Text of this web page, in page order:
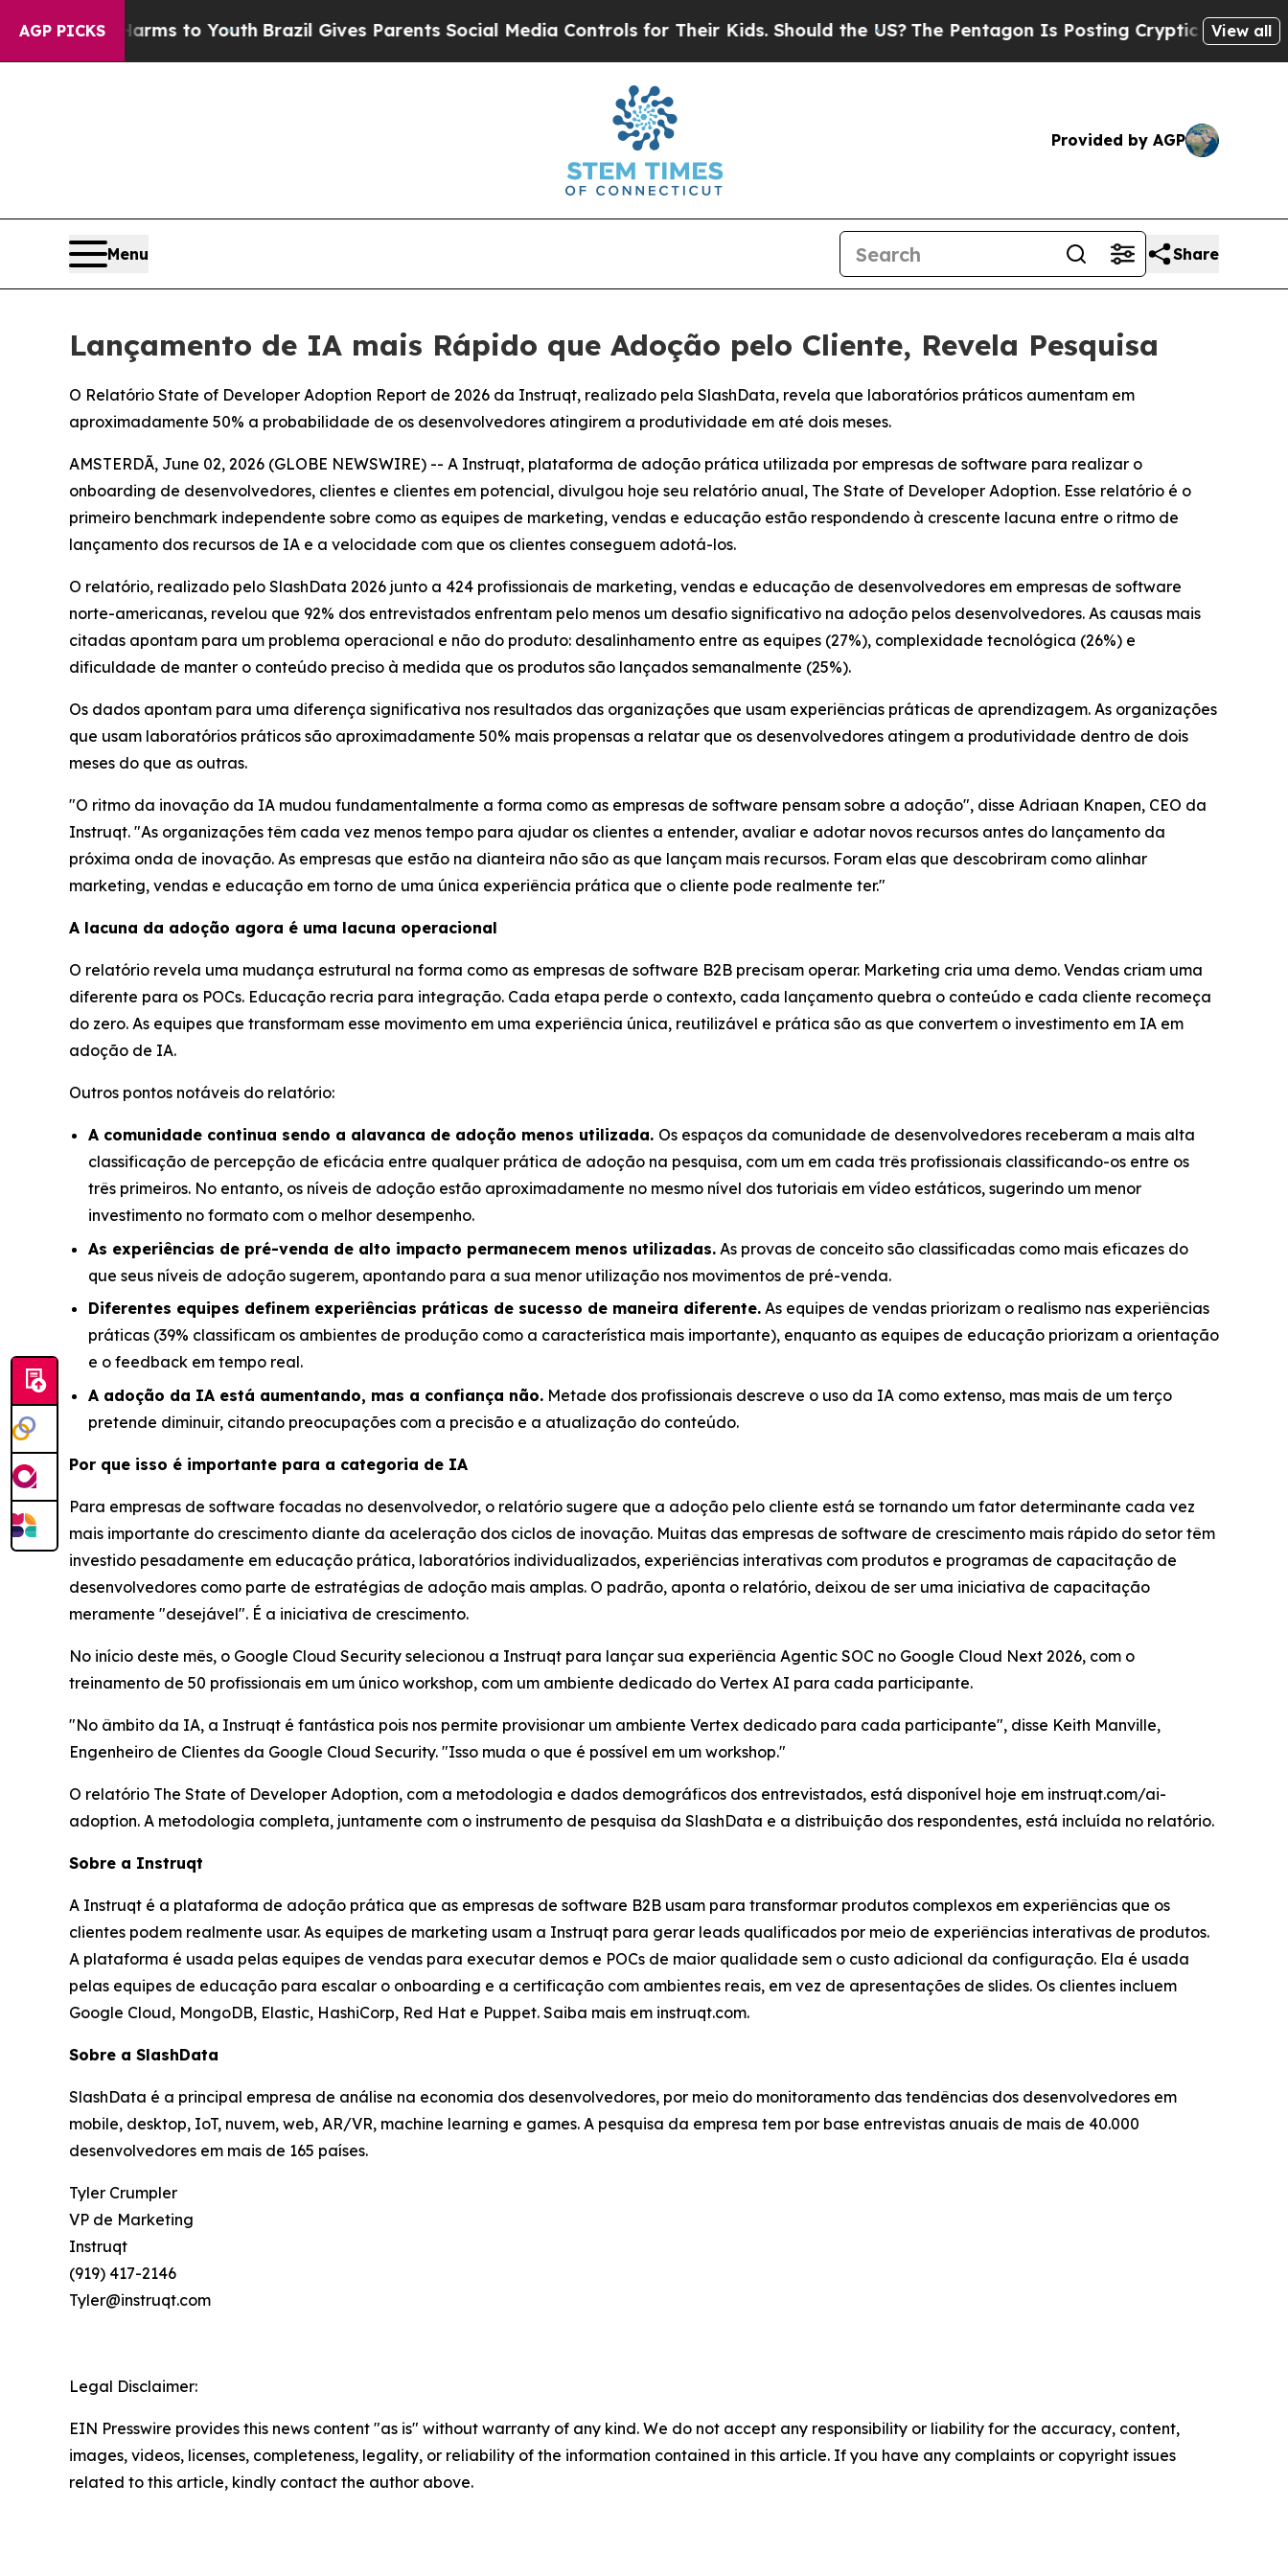
AGP PICKS
Harms to Youth Brazil Gives Parents Social Media Controls for Their Kids. Should the US?The Pentagon Is Posting Cryptic Biblical Messages
View all
Provided by AGP
Menu Share
Lançamento de IA mais Rápido que Adoção pelo Cliente, Revela Pesquisa
O Relatório State of Developer Adoption Report de 2026 da Instruqt, realizado pela SlashData, revela que laboratórios práticos aumentam em
aproximadamente 50% a probabilidade de os desenvolvedores atingirem a produtividade em até dois meses.
AMSTERDÃ, June 02, 2026 (GLOBE NEWSWIRE) -- A Instruqt, plataforma de adoção prática utilizada por empresas de software para realizar o
onboarding de desenvolvedores, clientes e clientes em potencial, divulgou hoje seu relatório anual, The State of Developer Adoption. Esse relatório é o
primeiro benchmark independente sobre como as equipes de marketing, vendas e educação estão respondendo à crescente lacuna entre o ritmo de
lançamento dos recursos de IA e a velocidade com que os clientes conseguem adotá-los.
O relatório, realizado pelo SlashData 2026 junto a 424 profissionais de marketing, vendas e educação de desenvolvedores em empresas de software
norte-americanas, revelou que 92% dos entrevistados enfrentam pelo menos um desafio significativo na adoção pelos desenvolvedores. As causas mais
citadas apontam para um problema operacional e não do produto: desalinhamento entre as equipes (27%), complexidade tecnológica (26%) e
dificuldade de manter o conteúdo preciso à medida que os produtos são lançados semanalmente (25%).
Os dados apontam para uma diferença significativa nos resultados das organizações que usam experiências práticas de aprendizagem. As organizações
que usam laboratórios práticos são aproximadamente 50% mais propensas a relatar que os desenvolvedores atingem a produtividade dentro de dois
meses do que as outras.
"O ritmo da inovação da IA mudou fundamentalmente a forma como as empresas de software pensam sobre a adoção", disse Adriaan Knapen, CEO da
Instruqt. "As organizações têm cada vez menos tempo para ajudar os clientes a entender, avaliar e adotar novos recursos antes do lançamento da
próxima onda de inovação. As empresas que estão na dianteira não são as que lançam mais recursos. Foram elas que descobriram como alinhar
marketing, vendas e educação em torno de uma única experiência prática que o cliente pode realmente ter."
A lacuna da adoção agora é uma lacuna operacional
O relatório revela uma mudança estrutural na forma como as empresas de software B2B precisam operar. Marketing cria uma demo. Vendas criam uma
diferente para os POCs. Educação recria para integração. Cada etapa perde o contexto, cada lançamento quebra o conteúdo e cada cliente recomeça
do zero. As equipes que transformam esse movimento em uma experiência única, reutilizável e prática são as que convertem o investimento em IA em
adoção de IA.
Outros pontos notáveis do relatório:
A comunidade continua sendo a alavanca de adoção menos utilizada. Os espaços da comunidade de desenvolvedores receberam a mais alta
classificação de percepção de eficácia entre qualquer prática de adoção na pesquisa, com um em cada três profissionais classificando-os entre os
três primeiros. No entanto, os níveis de adoção estão aproximadamente no mesmo nível dos tutoriais em vídeo estáticos, sugerindo um menor
investimento no formato com o melhor desempenho.
As experiências de pré-venda de alto impacto permanecem menos utilizadas. As provas de conceito são classificadas como mais eficazes do
que seus níveis de adoção sugerem, apontando para a sua menor utilização nos movimentos de pré-venda.
Diferentes equipes definem experiências práticas de sucesso de maneira diferente. As equipes de vendas priorizam o realismo nas experiências
práticas (39% classificam os ambientes de produção como a característica mais importante), enquanto as equipes de educação priorizam a orientação
e o feedback em tempo real.
A adoção da IA está aumentando, mas a confiança não. Metade dos profissionais descreve o uso da IA como extenso, mas mais de um terço
pretende diminuir, citando preocupações com a precisão e a atualização do conteúdo.
Por que isso é importante para a categoria de IA
Para empresas de software focadas no desenvolvedor, o relatório sugere que a adoção pelo cliente está se tornando um fator determinante cada vez
mais importante do crescimento diante da aceleração dos ciclos de inovação. Muitas das empresas de software de crescimento mais rápido do setor têm
investido pesadamente em educação prática, laboratórios individualizados, experiências interativas com produtos e programas de capacitação de
desenvolvedores como parte de estratégias de adoção mais amplas. O padrão, aponta o relatório, deixou de ser uma iniciativa de capacitação
meramente "desejável". É a iniciativa de crescimento.
No início deste mês, o Google Cloud Security selecionou a Instruqt para lançar sua experiência Agentic SOC no Google Cloud Next 2026, com o
treinamento de 50 profissionais em um único workshop, com um ambiente dedicado do Vertex AI para cada participante.
"No âmbito da IA, a Instruqt é fantástica pois nos permite provisionar um ambiente Vertex dedicado para cada participante", disse Keith Manville,
Engenheiro de Clientes da Google Cloud Security. "Isso muda o que é possível em um workshop."
O relatório The State of Developer Adoption, com a metodologia e dados demográficos dos entrevistados, está disponível hoje em instruqt.com/ai-
adoption. A metodologia completa, juntamente com o instrumento de pesquisa da SlashData e a distribuição dos respondentes, está incluída no relatório.
Sobre a Instruqt
A Instruqt é a plataforma de adoção prática que as empresas de software B2B usam para transformar produtos complexos em experiências que os
clientes podem realmente usar. As equipes de marketing usam a Instruqt para gerar leads qualificados por meio de experiências interativas de produtos.
A plataforma é usada pelas equipes de vendas para executar demos e POCs de maior qualidade sem o custo adicional da configuração. Ela é usada
pelas equipes de educação para escalar o onboarding e a certificação com ambientes reais, em vez de apresentações de slides. Os clientes incluem
Google Cloud, MongoDB, Elastic, HashiCorp, Red Hat e Puppet. Saiba mais em instruqt.com.
Sobre a SlashData
SlashData é a principal empresa de análise na economia dos desenvolvedores, por meio do monitoramento das tendências dos desenvolvedores em
mobile, desktop, IoT, nuvem, web, AR/VR, machine learning e games. A pesquisa da empresa tem por base entrevistas anuais de mais de 40.000
desenvolvedores em mais de 165 países.
Tyler Crumpler
VP de Marketing
Instruqt
(919) 417-2146
Tyler@instruqt.com
Legal Disclaimer:
EIN Presswire provides this news content "as is" without warranty of any kind. We do not accept any responsibility or liability for the accuracy, content,
images, videos, licenses, completeness, legality, or reliability of the information contained in this article. If you have any complaints or copyright issues
related to this article, kindly contact the author above.